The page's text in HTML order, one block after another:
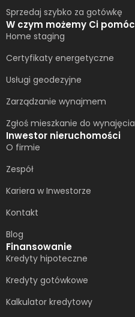
Sprzedaj szybko za gotówkę
W czym możemy Ci pomóc
Home staging
Certyfikaty energetyczne
Usługi geodezyjne
Zarządzanie wynajmem
Zgłoś mieszkanie do wynajęcia
Inwestor nieruchomości
O firmie
Zespół
Kariera w Inwestorze
Kontakt
Blog
Finansowanie
Kredyty hipoteczne
Kredyty gotówkowe
Kalkulator kredytowy